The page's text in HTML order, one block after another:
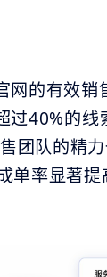
网的有效销
过40%的线
团队的精
单率显著提